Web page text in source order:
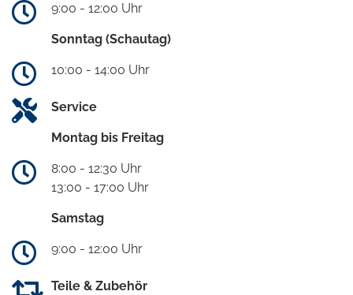
9:00 - 12:00 Uhr
Sonntag (Schautag)
10:00 - 14:00 Uhr
Service
Montag bis Freitag
8:00 - 12:30 Uhr
13:00 - 17:00 Uhr
Samstag
9:00 - 12:00 Uhr
Teile & Zubehör